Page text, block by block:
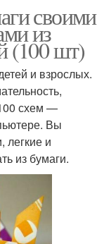
своими
из
(100 шт)
и взрослых.
схем —
Вы
легкие и
из бумаги.